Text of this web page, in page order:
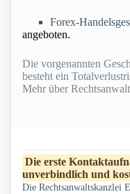
Forex-
angeboten.
Die vorgenannten
besteht ein
Mehr über Rechtsanwalt
Die erste
unverbindlich und
Die Rechtsanwaltskanzlei